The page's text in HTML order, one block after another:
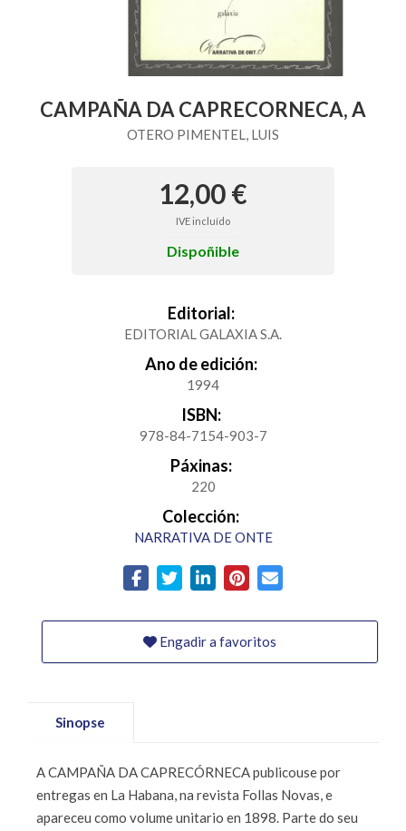
CAMPAÑA DA CAPRECORNECA, A
OTERO PIMENTEL, LUIS
12,00 €
IVE incluído
Dispoñible
Editorial:
EDITORIAL GALAXIA S.A.
Ano de edición:
1994
ISBN:
978-84-7154-903-7
Páxinas:
220
Colección:
NARRATIVA DE ONTE
Engadir a favoritos
Sinopse
A CAMPAÑA DA CAPRECÓRNECA publicouse por
entregas en La Habana, na revista Follas Novas, e
apareceu como volume unitario en 1898. Parte do seu